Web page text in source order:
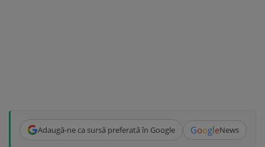
Adaugă-ne ca sursă preferată în Google GoogleNews